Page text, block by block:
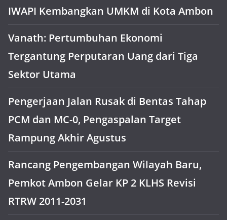
IWAPI Kembangkan UMKM di Kota Ambon
Vanath: Pertumbuhan Ekonomi
Tergantung Perputaran Uang dari Tiga
Sektor Utama
Pengerjaan Jalan Rusak di Bentas Tahap
PCM dan MC-0, Pengaspalan Target
Rampung Akhir Agustus
Rancang Pengembangan Wilayah Baru,
Pemkot Ambon Gelar KP 2 KLHS Revisi
RTRW 2011-2031